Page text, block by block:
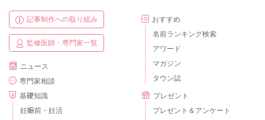
記事制作への取り組み
監修医師・専門家一覧
ニュース
専門家相談
基礎知識
妊娠前・妊活
おすすめ
名前ランキング検索
アワード
マガジン
タウン誌
プレゼント
プレゼント＆アンケート